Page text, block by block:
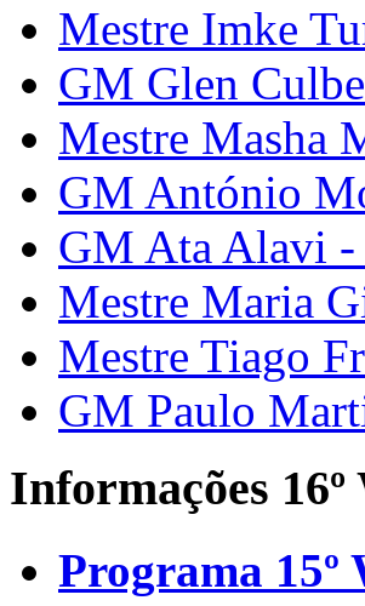
Mestre Imke
GM Glen
Mestre Masha
GM António
GM Ata Alavi
Mestre Maria
Mestre Tiago
GM Paulo
Informações
Programa 15º